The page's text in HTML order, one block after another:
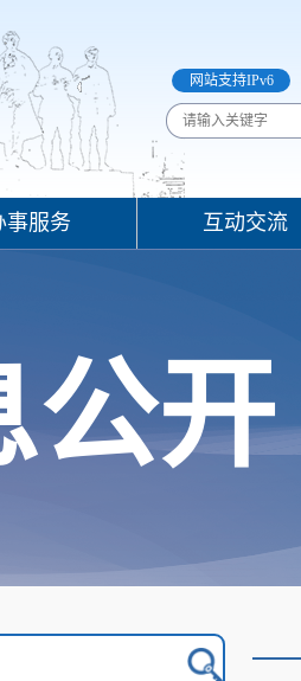
网站支持IPv6
事服务 互动交流
公开